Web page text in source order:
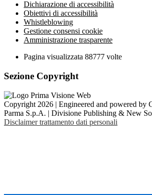
Dichiarazione di accessibilità
Obiettivi di accessibilità
Whistleblowing
Gestione consensi cookie
Amministrazione trasparente
Pagina visualizzata 88777 volte
Sezione Copyright
Copyright 2026 | Engineered and powered by
Parma S.p.A. | Divisione Publishing & New
Disclaimer trattamento dati personali